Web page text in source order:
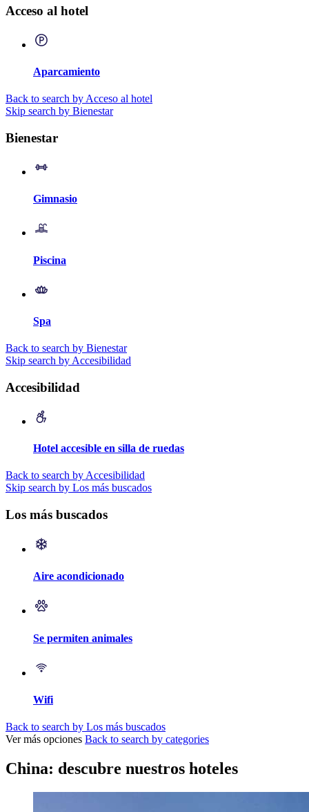
Acceso al hotel
Aparcamiento
Back to search by Acceso al hotel
Skip search by Bienestar
Bienestar
Gimnasio
Piscina
Spa
Back to search by Bienestar
Skip search by Accesibilidad
Accesibilidad
Hotel accesible en silla de ruedas
Back to search by Accesibilidad
Skip search by Los más buscados
Los más buscados
Aire acondicionado
Se permiten animales
Wifi
Back to search by Los más buscados
Ver más opciones Back to search by categories
China: descubre nuestros hoteles